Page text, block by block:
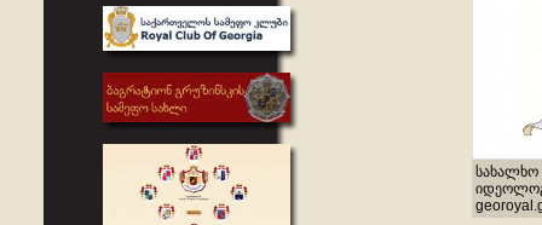
სახალხო